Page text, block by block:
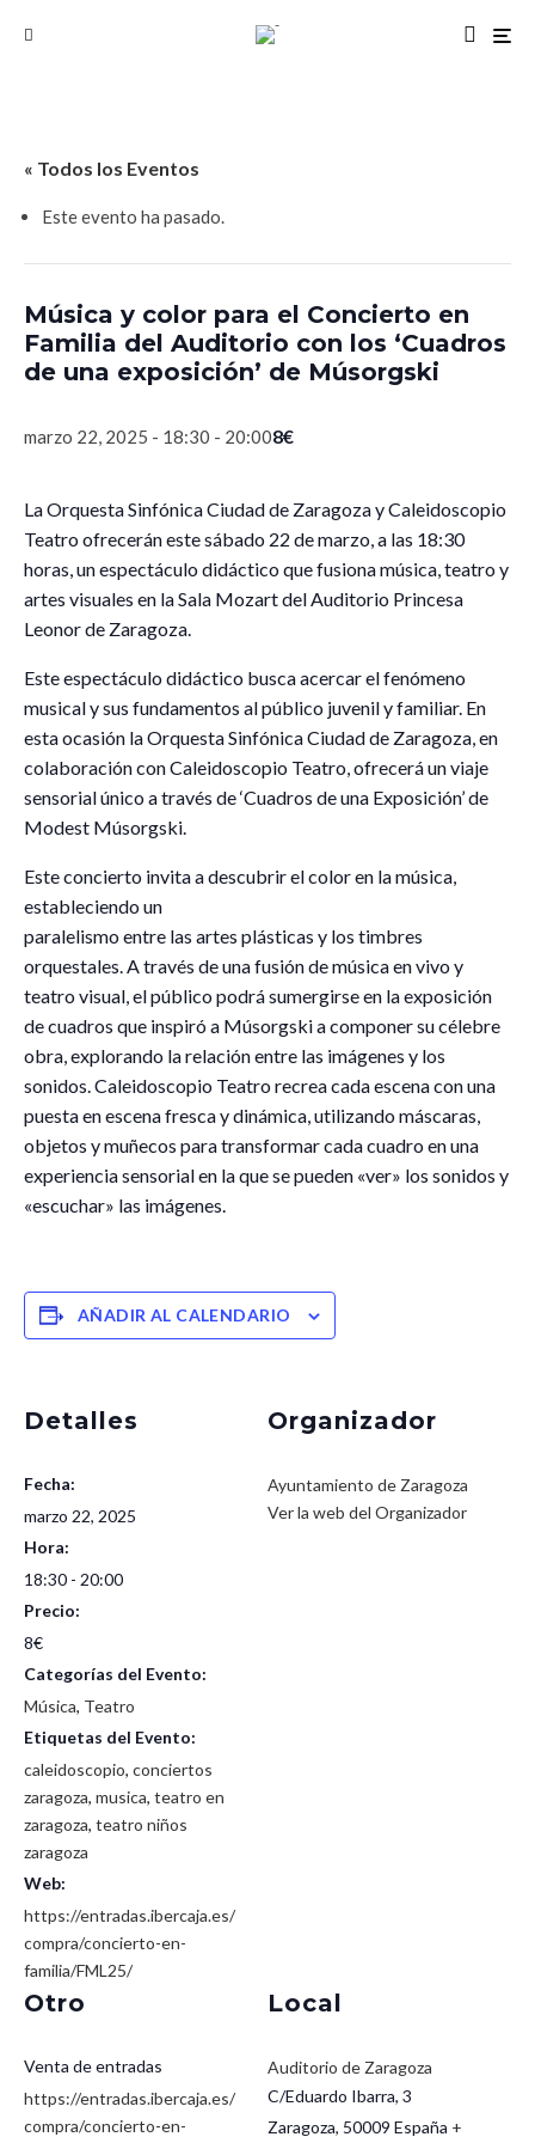
« Todos los Eventos
Este evento ha pasado.
Música y color para el Concierto en
Familia del Auditorio con los ‘Cuadros
de una exposición’ de Músorgski
marzo 22, 2025 - 18:30 - 20:008€
La Orquesta Sinfónica Ciudad de Zaragoza y Caleidoscopio
Teatro ofrecerán este sábado 22 de marzo, a las 18:30
horas, un espectáculo didáctico que fusiona música, teatro y
artes visuales en la Sala Mozart del Auditorio Princesa
Leonor de Zaragoza.
Este espectáculo didáctico busca acercar el fenómeno
musical y sus fundamentos al público juvenil y familiar. En
esta ocasión la Orquesta Sinfónica Ciudad de Zaragoza, en
colaboración con Caleidoscopio Teatro, ofrecerá un viaje
sensorial único a través de ‘Cuadros de una Exposición’ de
Modest Músorgski.
Este concierto invita a descubrir el color en la música,
estableciendo un
paralelismo entre las artes plásticas y los timbres
orquestales. A través de una fusión de música en vivo y
teatro visual, el público podrá sumergirse en la exposición
de cuadros que inspiró a Músorgski a componer su célebre
obra, explorando la relación entre las imágenes y los
sonidos. Caleidoscopio Teatro recrea cada escena con una
puesta en escena fresca y dinámica, utilizando máscaras,
objetos y muñecos para transformar cada cuadro en una
experiencia sensorial en la que se pueden «ver» los sonidos y
«escuchar» las imágenes.
AÑADIR AL CALENDARIO
Detalles
Fecha:
marzo 22, 2025
Hora:
18:30 - 20:00
Precio:
8€
Categorías del Evento:
Música, Teatro
Etiquetas del Evento:
caleidoscopio, conciertos
zaragoza, musica, teatro en
zaragoza, teatro niños
zaragoza
Web:
https://entradas.ibercaja.es/
compra/concierto-en-
familia/FML25/
Local
Auditorio de Zaragoza
C/Eduardo Ibarra, 3
Zaragoza, 50009 España +
Organizador
Ayuntamiento de Zaragoza
Ver la web del Organizador
Otro
Venta de entradas
https://entradas.ibercaja.es/
compra/concierto-en-